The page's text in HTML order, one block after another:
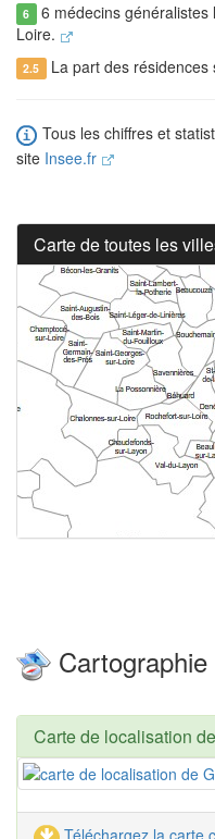
6 6 médecins généralistes
Loire.
2.5 La part des résidences
Tous les chiffres et
site Insee.fr
Carte de toutes les
Cartographie
Carte de localisation